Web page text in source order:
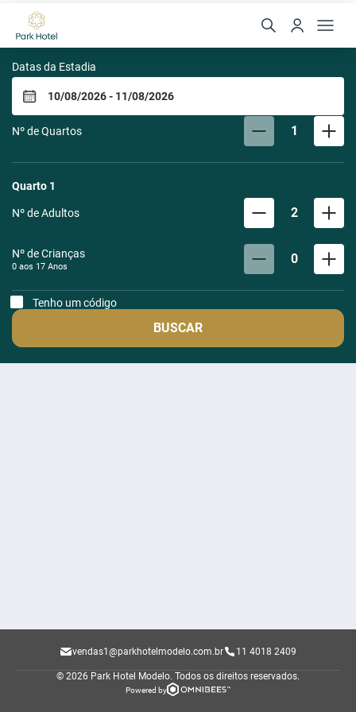
Park Hotel Modelo
Datas da Estadia
Nº de Quartos 1
Quarto 1
Nº de Adultos 2
Nº de Crianças
0 aos 17 Anos 0
Tenho um código
BUSCAR
vendas1@parkhotelmodelo.com.br 11 4018 2409
© 2026 Park Hotel Modelo. Todos os direitos reservados.
Powered by